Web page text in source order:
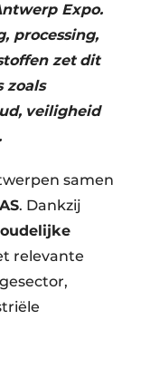
Expo.
processing,
zet dit
zoals
veiligheid
samen
. Dankzij
relevante